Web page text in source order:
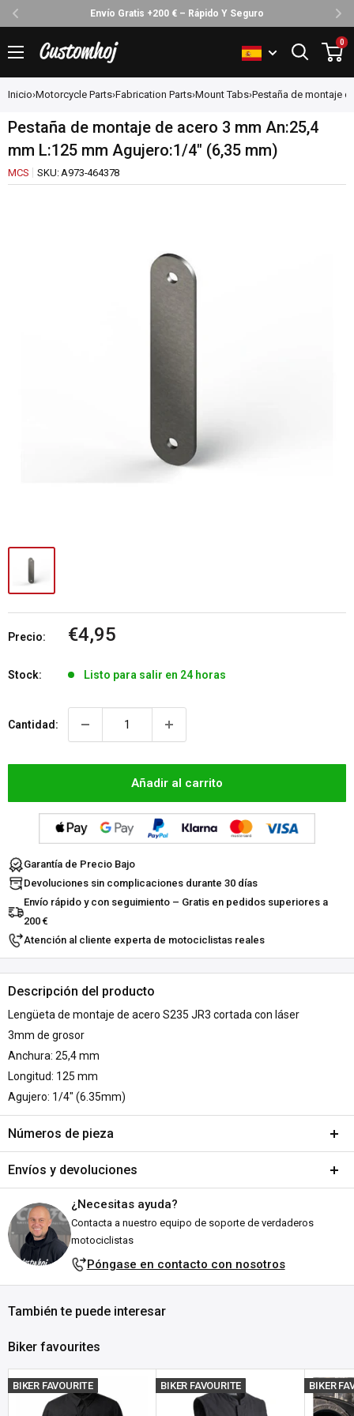
Envío Gratis +200 € – Rápido Y Seguro
directamente
al
contenido
Customhoj
0
Inicio›Motorcycle Parts›Fabrication Parts›Mount Tabs›Pestaña de montaje
Pestaña de montaje de acero 3 mm An:25,4
mm L:125 mm Agujero:1/4" (6,35 mm)
MCS SKU:A973-464378
Precio:
Precio
venta
€4,95
Stock: Listo para salir en 24 horas
Cantidad:
Añadir al carrito
Garantía de Precio Bajo
Devoluciones sin complicaciones durante 30 días
Envío rápido y con seguimiento – Gratis en pedidos superiores a
200 €
Atención al cliente experta de motociclistas reales
Descripción del producto
Lengüeta de montaje de acero S235 JR3 cortada con láser
3mm de grosor
Anchura: 25,4 mm
Longitud: 125 mm
Agujero: 1/4" (6.35mm)
Números de pieza
SKU:A973-464378
DPN:561973
Envíos y devoluciones
Envíos y plazos de entrega
Todos los pedidos se envían desde nuestro almacén en Falkenberg,
Suecia. ¡Nos esforzamos por enviarlos lo antes posible!
Explicación del estado de stock:
En stock:Listo para enviártelo en el plazo indicado (en días
tras el envío, dependiendo
Agotado:Actualmente sin existencias en Customhoj, ¡pero
esperamos volver a tenerlo pronto! No dudes enponerte en
¿Necesitas ayuda?
Contacta a nuestro equipo de soporte de verdaderos
motociclistas
Póngase en contacto con nosotros
También te puede interesar
Biker favourites
BIKER FAVOURITE BIKER FAVOURITE BIKER